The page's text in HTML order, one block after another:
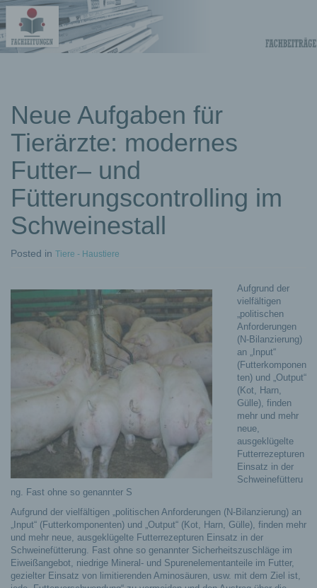
Projekte –
Fachbeiträge
Neue Aufgaben für
Tierärzte: modernes
Futter– und
Fütterungscontrolling im
Schweinestall
Posted in Tiere - Haustiere
Aufgrund der
vielfältigen
„politischen
Anforderungen
(N-Bilanzierung)
an „Input“
(Futterkomponen
ten) und „Output“
(Kot, Harn,
Gülle), finden
mehr und mehr
neue,
ausgeklügelte
Futterrezepturen
Einsatz in der
Schweinefütteru
ng. Fast ohne so genannter S
Aufgrund der vielfältigen „politischen Anforderungen (N-Bilanzierung) an
„Input“ (Futterkomponenten) und „Output“ (Kot, Harn, Gülle), finden mehr
und mehr neue, ausgeklügelte Futterrezepturen Einsatz in der
Schweinefütterung. Fast ohne so genannter Sicherheitszuschläge im
Eiweißangebot, niedrige Mineral- und Spurenelementanteile im Futter,
gezielter Einsatz von limitierenden Aminosäuren, usw. mit dem Ziel ist,